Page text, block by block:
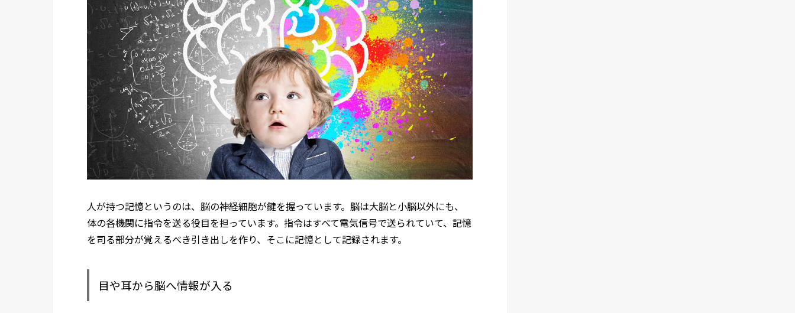
人が持つ記憶というのは、脳の神経細胞が鍵を握っています。脳は大脳と小脳以外にも、
体の各機関に指令を送る役目を担っています。指令はすべて電気信号で送られていて、記憶
を司る部分が覚えるべき引き出しを作り、そこに記憶として記録されます。
目や耳から脳へ情報が入る